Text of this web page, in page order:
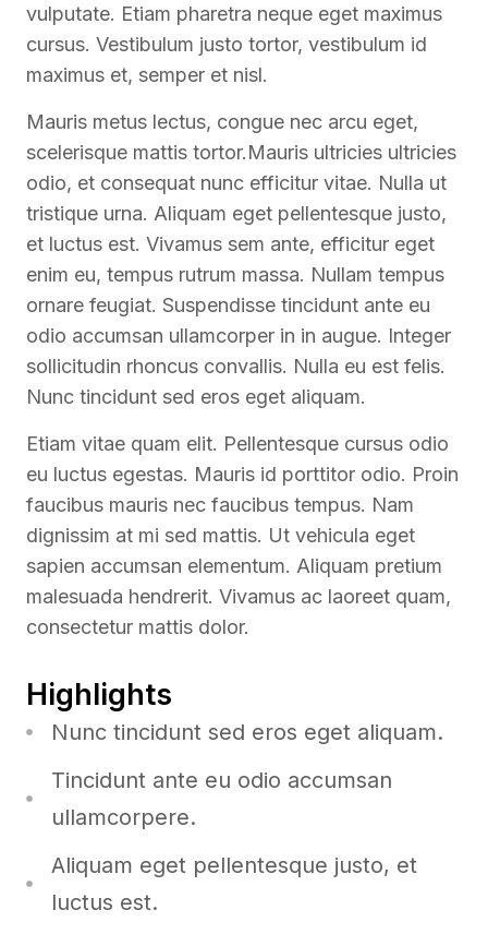
vulputate. Etiam pharetra neque eget maximus
cursus. Vestibulum justo tortor, vestibulum id
maximus et, semper et nisl.
Mauris metus lectus, congue nec arcu eget,
scelerisque mattis tortor.Mauris ultricies ultricies
odio, et consequat nunc efficitur vitae. Nulla ut
tristique urna. Aliquam eget pellentesque justo,
et luctus est. Vivamus sem ante, efficitur eget
enim eu, tempus rutrum massa. Nullam tempus
ornare feugiat. Suspendisse tincidunt ante eu
odio accumsan ullamcorper in in augue. Integer
sollicitudin rhoncus convallis. Nulla eu est felis.
Nunc tincidunt sed eros eget aliquam.
Etiam vitae quam elit. Pellentesque cursus odio
eu luctus egestas. Mauris id porttitor odio. Proin
faucibus mauris nec faucibus tempus. Nam
dignissim at mi sed mattis. Ut vehicula eget
sapien accumsan elementum. Aliquam pretium
malesuada hendrerit. Vivamus ac laoreet quam,
consectetur mattis dolor.
Highlights
Nunc tincidunt sed eros eget aliquam.
Tincidunt ante eu odio accumsan
ullamcorpere.
Aliquam eget pellentesque justo, et
luctus est.